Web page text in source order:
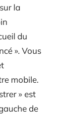
la
du
». Vous
mobile.
» est
de